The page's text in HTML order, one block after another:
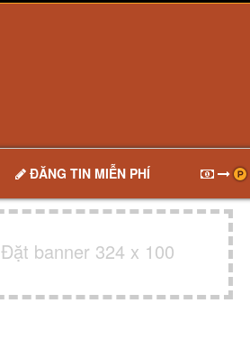
ĐĂNG TIN MIỄN PHÍ
Đặt banner 324 x 100